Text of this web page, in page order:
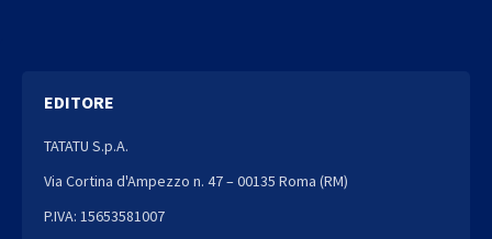
EDITORE
TATATU S.p.A.
Via Cortina d'Ampezzo n. 47 – 00135 Roma (RM)
P.IVA: 15653581007